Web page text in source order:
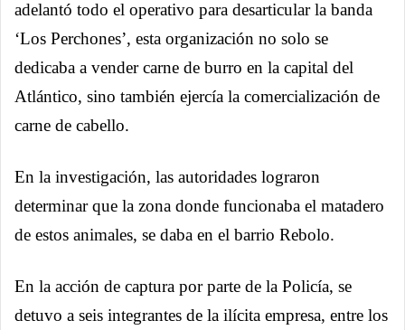
adelantó todo el operativo para desarticular la banda
‘Los Perchones’, esta organización no solo se
dedicaba a vender carne de burro en la capital del
Atlántico, sino también ejercía la comercialización de
carne de cabello.
En la investigación, las autoridades lograron
determinar que la zona donde funcionaba el matadero
de estos animales, se daba en el barrio Rebolo.
En la acción de captura por parte de la Policía, se
detuvo a seis integrantes de la ilícita empresa, entre los